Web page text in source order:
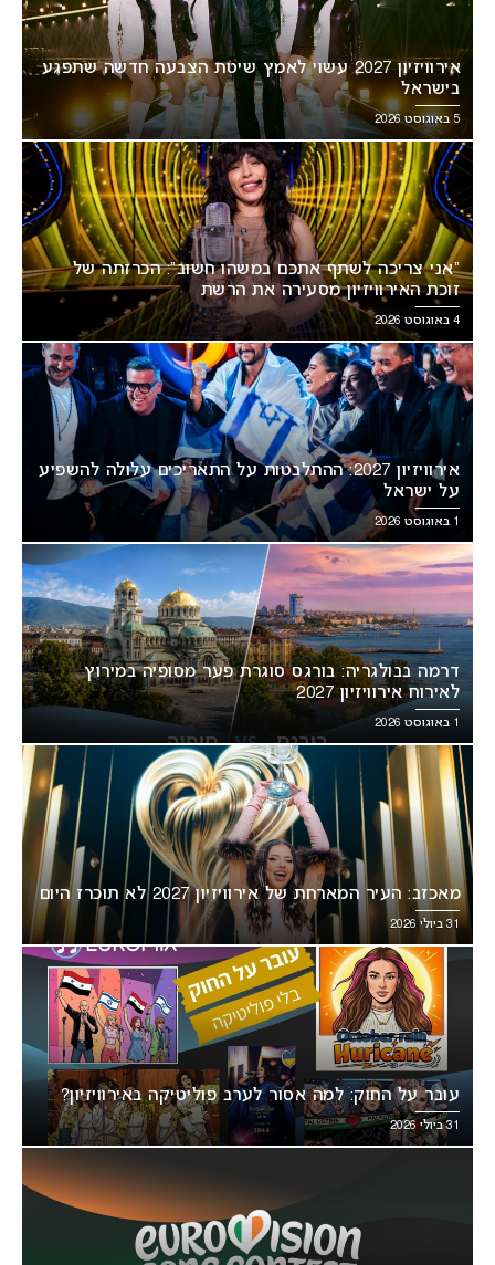
אירוויזיון 2027 עשוי לאמץ שיטת הצבעה חדשה שתפגע
בישראל
5 באוגוסט 2026
“אני צריכה לשתף אתכם במשהו חשוב”: הכרזתה של
זוכת האירוויזיון מסעירה את הרשת
4 באוגוסט 2026
אירוויזיון 2027: ההתלבטות על התאריכים עלולה להשפיע
על ישראל
דרמה בבולגריה: בורגס סוגרת פער מסופיה במירוץ
לאירוח אירוויזיון 2027
מאכזב: העיר המארחת של אירוויזיון 2027 לא תוכרז היום
31 ביולי 2026
עובר על החוק: למה אסור לערב פוליטיקה באירוויזיון?
31 ביולי 2026